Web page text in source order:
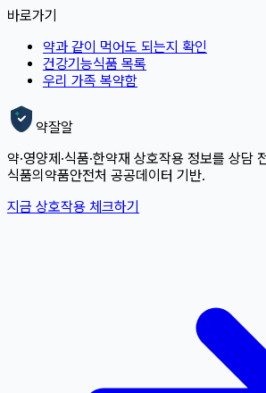
바로가기
약과 같이 먹어도 되는지 확인
건강기능식품 목록
우리 가족 복약함
약잘알
약·영양제·식품·한약재 상호작용 정보를 상담
식품의약품안전처 공공데이터 기반.
지금 상호작용 체크하기